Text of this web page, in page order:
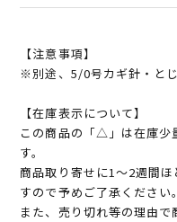
【注意事項】
※別途、5/0号カギ針・とじ
【在庫表示について】
この商品の「△」は在庫少
す。
商品取り寄せに1～2週間
すので予めご了承ください。
また、売り切れ等の理由